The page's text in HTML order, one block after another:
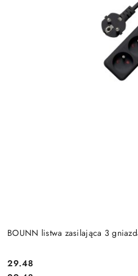
BOUNN listwa zasilająca 3
Cena:
29.48